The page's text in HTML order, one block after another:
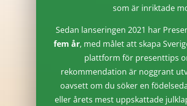
som är inriktade
Sedan lanseringen 2021 har
fem år, med målet att skapa
plattform för presenttips
rekommendation är noggrant
oavsett om du söker en
eller årets mest uppskattade